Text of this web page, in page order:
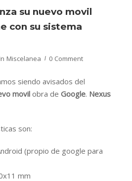
su nuevo movil
con su sistema
In Miscelanea 0 Comment
siendo avisados del
movilobra de Google. Nexus
son:
(propio de google para
mm